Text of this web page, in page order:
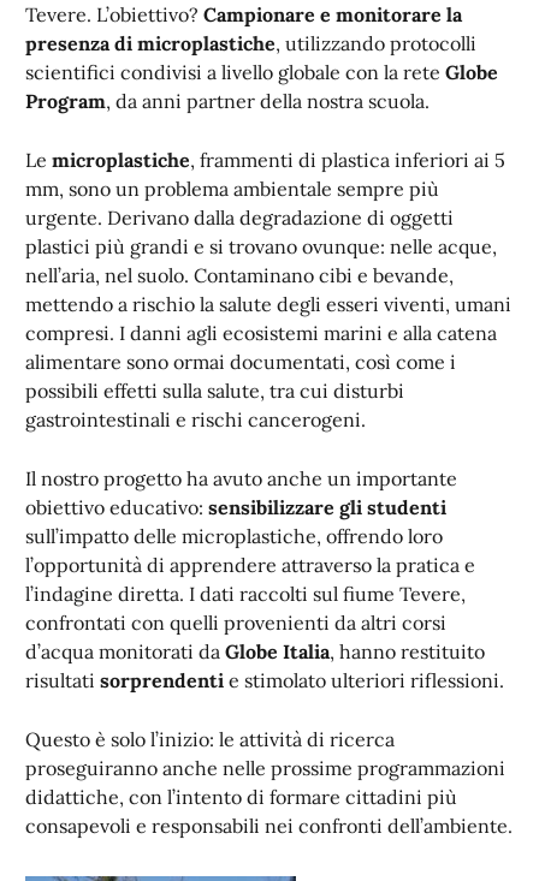
Tevere. L’obiettivo? Campionare e monitorare la
presenza di microplastiche, utilizzando protocolli
scientifici condivisi a livello globale con la rete Globe
Program, da anni partner della nostra scuola.
Le microplastiche, frammenti di plastica inferiori ai 5
mm, sono un problema ambientale sempre più
urgente. Derivano dalla degradazione di oggetti
plastici più grandi e si trovano ovunque: nelle acque,
nell’aria, nel suolo. Contaminano cibi e bevande,
mettendo a rischio la salute degli esseri viventi, umani
compresi. I danni agli ecosistemi marini e alla catena
alimentare sono ormai documentati, così come i
possibili effetti sulla salute, tra cui disturbi
gastrointestinali e rischi cancerogeni.
Il nostro progetto ha avuto anche un importante
obiettivo educativo: sensibilizzare gli studenti
sull’impatto delle microplastiche, offrendo loro
l’opportunità di apprendere attraverso la pratica e
l’indagine diretta. I dati raccolti sul fiume Tevere,
confrontati con quelli provenienti da altri corsi
d’acqua monitorati da Globe Italia, hanno restituito
risultati sorprendenti e stimolato ulteriori riflessioni.
Questo è solo l’inizio: le attività di ricerca
proseguiranno anche nelle prossime programmazioni
didattiche, con l’intento di formare cittadini più
consapevoli e responsabili nei confronti dell’ambiente.